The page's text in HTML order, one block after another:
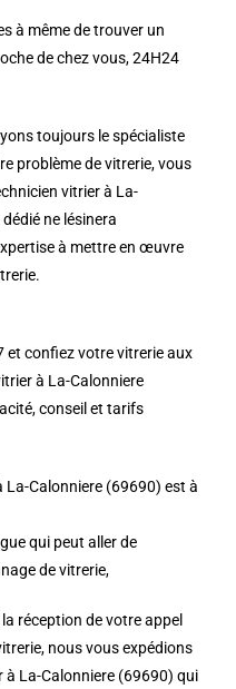
à même de trouver un
de chez vous, 24H24
toujours le spécialiste
problème de vitrerie, vous
vitrier à La-
ne lésinera
à mettre en œuvre
et confiez votre vitrerie aux
à La-Calonniere
conseil et tarifs
Calonniere (69690) est à
qui peut aller de
de vitrerie,
réception de votre appel
nous vous expédions
à La-Calonniere (69690) qui